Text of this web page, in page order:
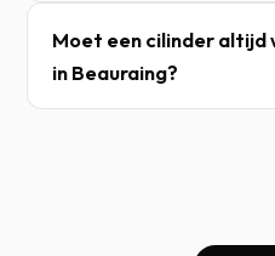
Moet een cilinder altijd
in Beauraing?